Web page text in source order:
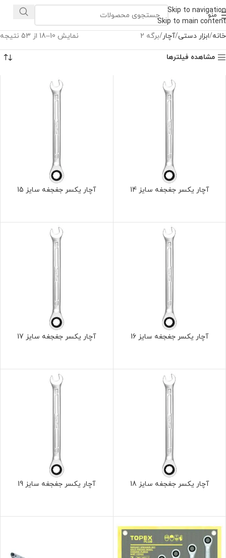
Skip to navigation
Skip to main content
منو
خانه ابزار دستی آچار برگه 2 نمایش 10–18 از 53 نتیجه
مشاهده فیلترها
آچار یکسر جغجغه سایز 14 آچار یکسر جغجغه سایز 15
آچار یکسر جغجغه سایز 16 آچار یکسر جغجغه سایز 17
آچار یکسر جغجغه سایز 18 آچار یکسر جغجغه سایز 19